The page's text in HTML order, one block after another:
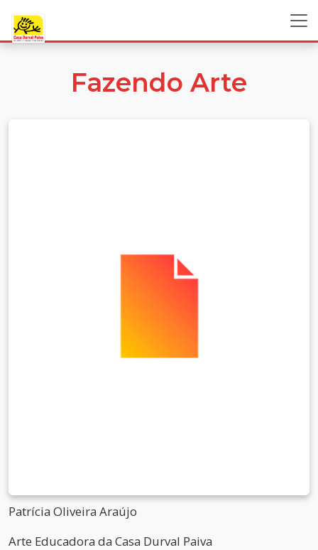
Fazendo Arte
Patrícia Oliveira Araújo
Arte Educadora da Casa Durval Paiva